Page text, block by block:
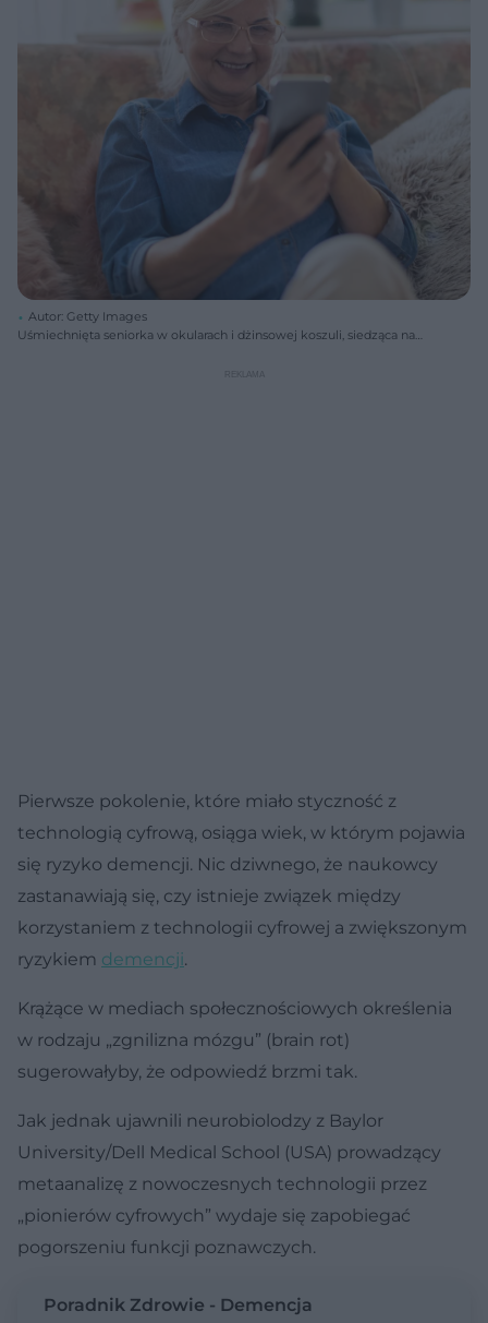
Autor: Getty Images
Uśmiechnięta seniorka w okularach i dżinsowej koszuli, siedząca na
bezpieczne korzystanie z bankowości cyfrowej, o czym przeczytasz na
Pierwsze pokolenie, które miało styczność z
technologią cyfrową, osiąga wiek, w którym pojawia
się ryzyko demencji. Nic dziwnego, że naukowcy
zastanawiają się, czy istnieje związek między
korzystaniem z technologii cyfrowej a zwiększonym
ryzykiem demencji.
Krążące w mediach społecznościowych określenia
w rodzaju „zgnilizna mózgu” (brain rot)
sugerowałyby, że odpowiedź brzmi tak.
Jak jednak ujawnili neurobiolodzy z Baylor
University/Dell Medical School (USA) prowadzący
metaanalizę z nowoczesnych technologii przez
„pionierów cyfrowych” wydaje się zapobiegać
pogorszeniu funkcji poznawczych.
Poradnik Zdrowie - Demencja